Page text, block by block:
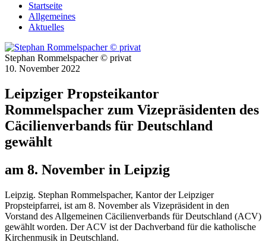
Startseite
Allgemeines
Aktuelles
Stephan Rommelspacher © privat
10. November 2022
Leipziger Propsteikantor
Rommelspacher zum Vizepräsidenten des
Cäcilienverbands für Deutschland
gewählt
am 8. November in Leipzig
Leipzig. Stephan Rommelspacher, Kantor der Leipziger
Propsteipfarrei, ist am 8. November als Vizepräsident in den
Vorstand des Allgemeinen Cäcilienverbands für Deutschland (ACV)
gewählt worden. Der ACV ist der Dachverband für die katholische
Kirchenmusik in Deutschland.